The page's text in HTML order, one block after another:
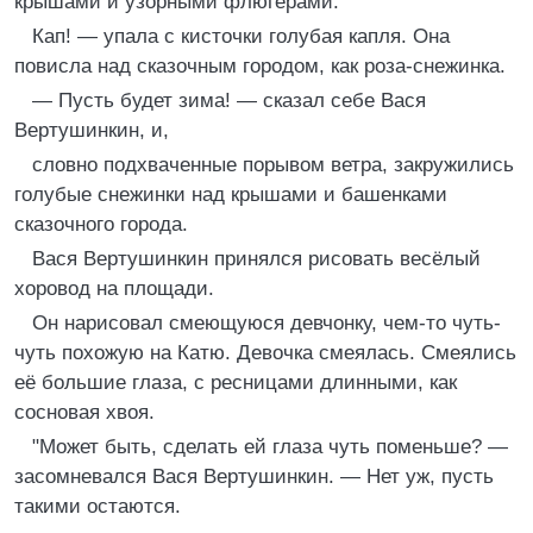
Кап! — упала с кисточки голубая капля. Она
повисла над сказочным городом, как роза-снежинка.
— Пусть будет зима! — сказал себе Вася
Вертушинкин, и,
словно подхваченные порывом ветра, закружились
голубые снежинки над крышами и башенками
сказочного города.
Вася Вертушинкин принялся рисовать весёлый
хоровод на площади.
Он нарисовал смеющуюся девчонку, чем-то чуть-
чуть похожую на Катю. Девочка смеялась. Смеялись
её большие глаза, с ресницами длинными, как
сосновая хвоя.
"Может быть, сделать ей глаза чуть поменьше? —
засомневался Вася Вертушинкин. — Нет уж, пусть
такими остаются.